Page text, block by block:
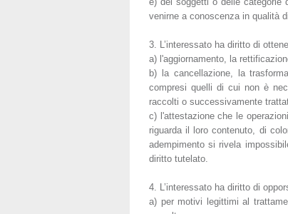
venirne a conoscenza in qualità
3. L’interessato ha diritto di
a) l'aggiornamento, la
b) la cancellazione, la
compresi quelli di cui non è
raccolti o successivamente
c) l'attestazione che le
riguarda il loro contenuto, di
adempimento si rivela
diritto tutelato.
4. L’interessato ha diritto di
a) per motivi legittimi al